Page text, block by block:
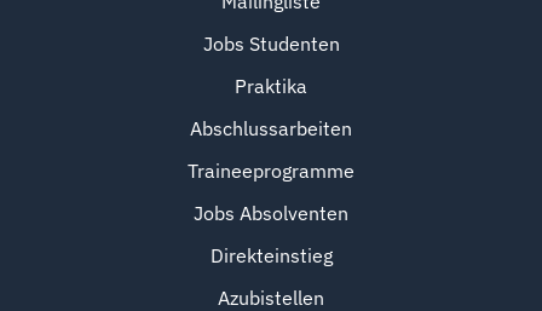
Jobs Studenten
Praktika
Abschlussarbeiten
Traineeprogramme
Jobs Absolventen
Direkteinstieg
Azubistellen